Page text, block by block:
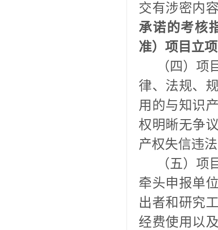
交有涉密内
承诺的考核
准）项目立
（四）
律、法规、
用的与知识
权明晰无争
产权失信违
（五）
牵头申报单
出者和研究
经费使用以